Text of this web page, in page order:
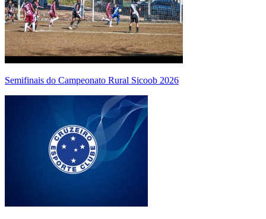
Semifinais do Campeonato Rural Sicoob 2026